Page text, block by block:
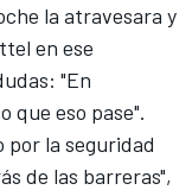
la atravesara y
en ese
"En
que eso pase".
por la seguridad
de las barreras",